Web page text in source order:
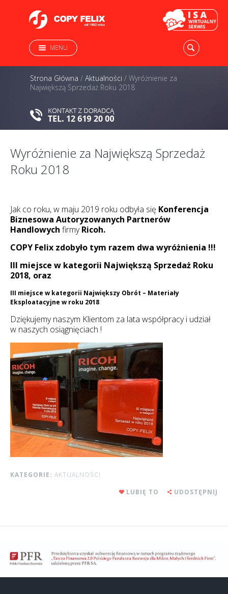
MENU
Strona Główna / Aktualności / Wyróżnienie za
Największą Sprzedaż Roku 2018
Wyróżnienie za Największą Sprzedaż
Roku 2018
Jak co roku, w maju 2019 roku odbyła się Konferencja
Biznesowa Autoryzowanych Partnerów
Handlowych firmyRicoh.
COPY Felix zdobyło tym razem dwa wyróżnienia !!!
III miejsce w kategorii Największą Sprzedaż Roku
2018, oraz
III miejsce w kategorii Największy Obrót – Materiały
Eksploatacyjne w roku 2018
Dziękujemy naszym Klientom za lata współpracy i udział
w naszych osiągnięciach !
KATEGORIE: AKTUALNOŚCI
LUBIĘ TO
UDOSTĘPNIJ